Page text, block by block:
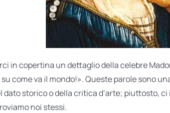
in copertina un dettaglio della celebre
come va il mondo!». Queste parole sono
dato storico o della critica d’arte; piuttosto,
noi stessi.